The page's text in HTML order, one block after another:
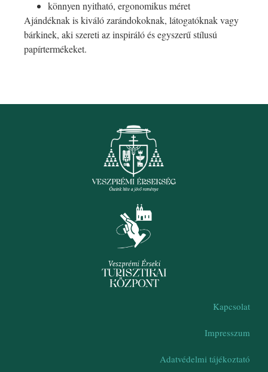
könnyen nyitható, ergonomikus méret
Ajándéknak is kiváló zarándokoknak, látogatóknak vagy
bárkinek, aki szereti az inspiráló és egyszerű stílusú
papírtermékeket.
Kapcsolat
Impresszum
Adatvédelmi tájékoztató